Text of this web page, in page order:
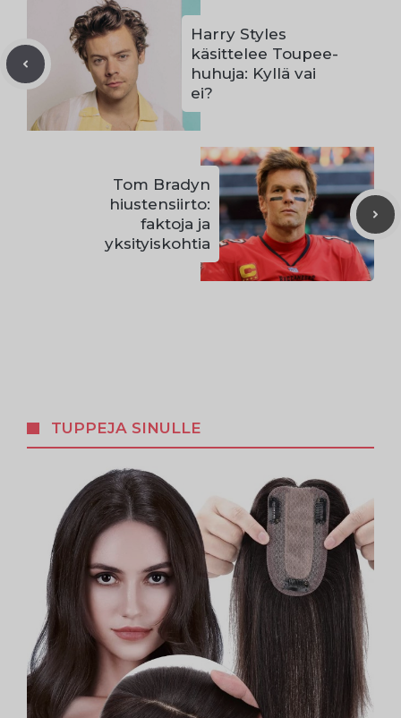
Harry Styles
käsittelee Toupee-
huhuja: Kyllä vai
ei?
Tom Bradyn
hiustensiirto:
faktoja ja
yksityiskohtia
TUPPEJA SINULLE